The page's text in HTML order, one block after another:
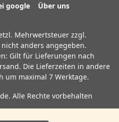
google
Über uns
Mehrwertsteuer zzgl.
nicht anders angegeben.
Gilt für Lieferungen nach
Die Lieferzeiten in andere
um maximal 7 Werktage.
Alle Rechte vorbehalten